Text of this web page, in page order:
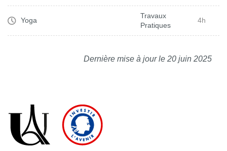
Yoga
Travaux
Pratiques
4h
Dernière mise à jour le 20 juin 2025